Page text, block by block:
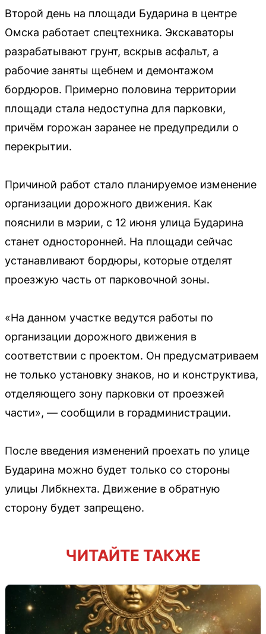
Второй день на площади Бударина в центре
Омска работает спецтехника. Экскаваторы
разрабатывают грунт, вскрыв асфальт, а
рабочие заняты щебнем и демонтажом
бордюров. Примерно половина территории
площади стала недоступна для парковки,
причём горожан заранее не предупредили о
перекрытии.
Причиной работ стало планируемое изменение
организации дорожного движения. Как
пояснили в мэрии, с 12 июня улица Бударина
станет односторонней. На площади сейчас
устанавливают бордюры, которые отделят
проезжую часть от парковочной зоны.
«На данном участке ведутся работы по
организации дорожного движения в
соответствии с проектом. Он предусматриваем
не только установку знаков, но и конструктива,
отделяющего зону парковки от проезжей
части», — сообщили в горадминистрации.
После введения изменений проехать по улице
Бударина можно будет только со стороны
улицы Либкнехта. Движение в обратную
сторону будет запрещено.
ЧИТАЙТЕ ТАКЖЕ